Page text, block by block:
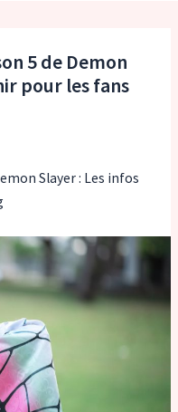
5 de Demon
pour les fans
Slayer : Les infos